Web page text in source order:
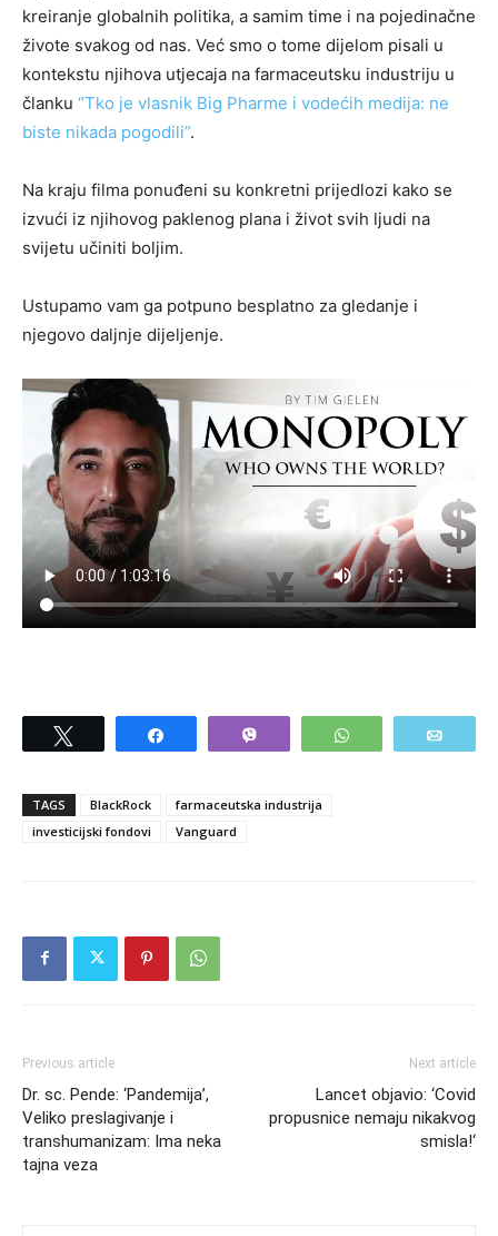
kreiranje globalnih politika, a samim time i na pojedinačne
živote svakog od nas. Već smo o tome dijelom pisali u
kontekstu njihova utjecaja na farmaceutsku industriju u
članku “Tko je vlasnik Big Pharme i vodećih medija: ne
biste nikada pogodili”.
Na kraju filma ponuđeni su konkretni prijedlozi kako se
izvući iz njihovog paklenog plana i život svih ljudi na
svijetu učiniti boljim.
Ustupamo vam ga potpuno besplatno za gledanje i
njegovo daljnje dijeljenje.
WhatsApp
TAGS BlackRock
farmaceutska industrija
investicijski fondovi
Vanguard
Previous article
Dr. sc. Pende: ‘Pandemija’,
Veliko preslagivanje i
transhumanizam: Ima neka
tajna veza
Next article
Lancet objavio: ‘Covid
propusnice nemaju nikakvog
smisla!‘